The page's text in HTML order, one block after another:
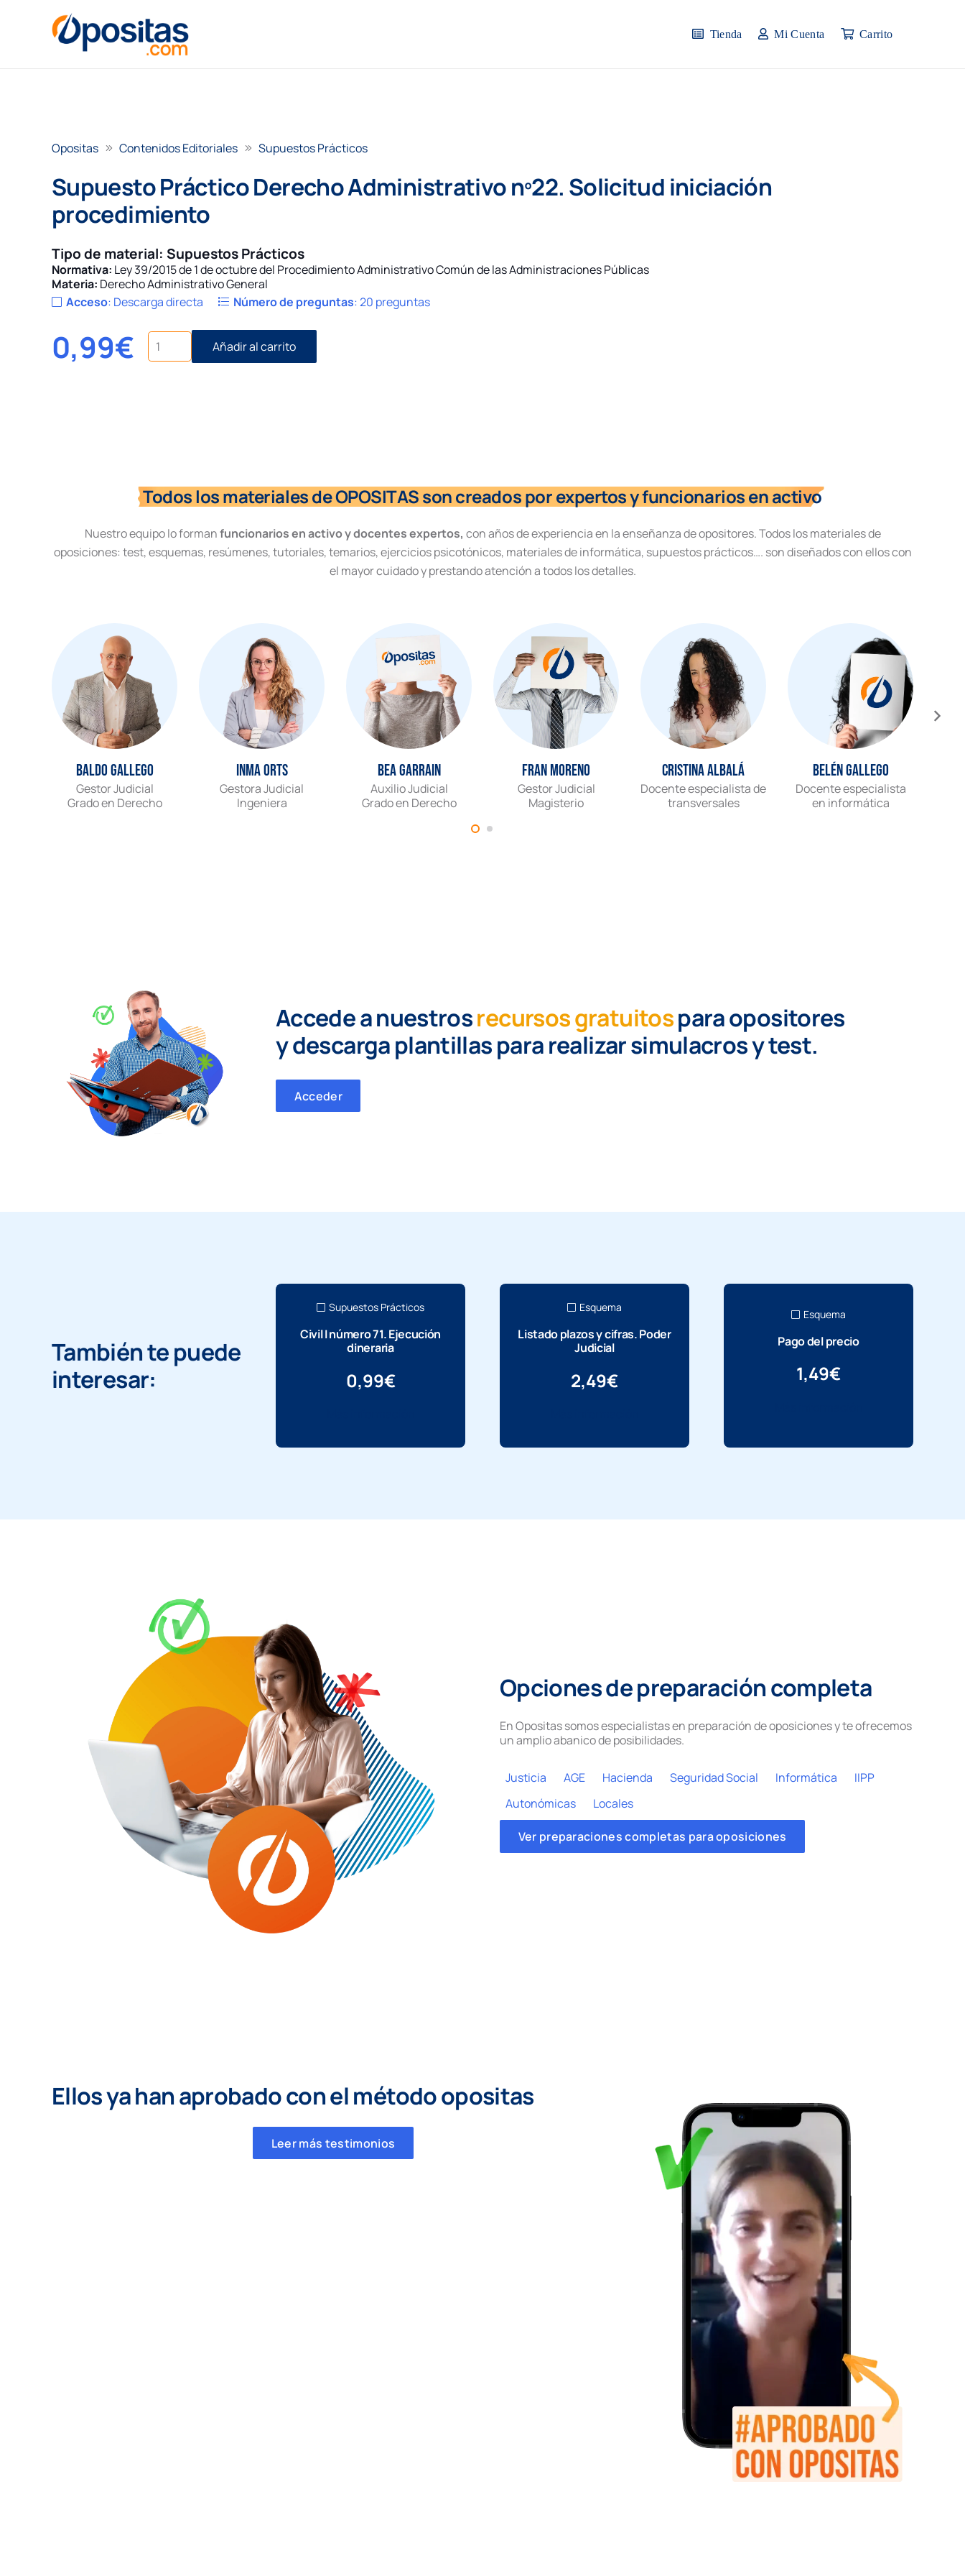
Tienda Mi Cuenta Carrito
Opositas Contenidos Editoriales Supuestos Prácticos
Supuesto Práctico Derecho Administrativo nº22. Solicitud iniciación
procedimiento
Tipo de material: Supuestos Prácticos
Normativa: Ley 39/2015 de 1 de octubre del Procedimiento Administrativo Común de las Administraciones Públicas
Materia: Derecho Administrativo General
Acceso: Descarga directa Número de preguntas:20 preguntas
0,99€
Supuesto
Práctico
Derecho
Añadir al carrito
Todos los materiales de OPOSITAS son creados por expertos y funcionarios en activo
Nuestro equipo lo formanfuncionarios en activo y docentes expertos, con años de experiencia en la enseñanza de opositores. Todos los materiales de
oposiciones: test, esquemas, resúmenes, tutoriales, temarios, ejercicios psicotónicos, materiales de informática, supuestos prácticos…. son diseñados con ellos con
el mayor cuidado y prestando atención a todos los detalles.
Baldo Gallego
Gestor Judicial
Grado en Derecho
Inma Orts
Gestora Judicial
Ingeniera
Bea Garrain
Auxilio Judicial
Grado en Derecho
Fran Moreno
Gestor Judicial
Magisterio
Cristina Albalá
Docente especialista de
transversales
Belén Gallego
Docente especialista
en informática
Accede a nuestrosrecursos gratuitospara opositores
ydescarga plantillas para realizar simulacros y test.
Acceder
También te puede
interesar:
Supuestos Prácticos
Civil I número 71. Ejecución
dineraria
0,99€
Esquema
Listado plazos y cifras. Poder
Judicial
2,49€
Esquema
Pago del precio
1,49€
Opciones de preparación completa
En Opositas somos especialistas en preparación de oposiciones y te ofrecemos
un amplio abanico de posibilidades.
Justicia AGE Hacienda Seguridad Social Informática
IIPP
Autonómicas
Locales
Ver preparaciones completas para oposiciones
Ellos ya han aprobado con el método opositas
Leer más testimonios